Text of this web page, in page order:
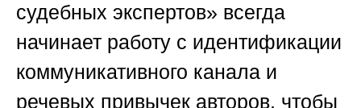
судебных экспертов» всегда
начинает работу с идентификации
коммуникативного канала и
речевых привычек авторов, чтобы